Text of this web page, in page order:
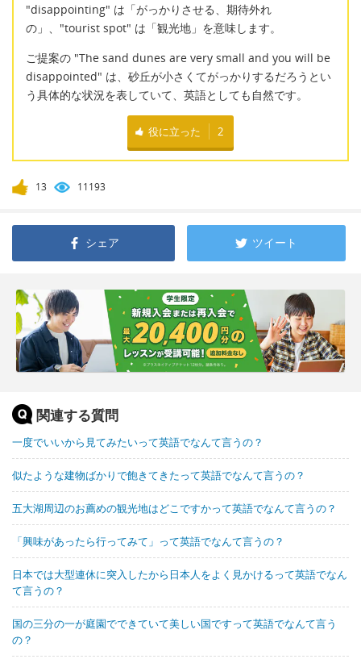
"disappointing" は「がっかりさせる、期待外れ
の」、"tourist spot" は「観光地」を意味します。
ご提案の "The sand dunes are very small and you will be
disappointed" は、砂丘が小さくてがっかりするだろうとい
う具体的な状況を表していて、英語としても自然です。
役に立った 2
13 11193
シェア ツイート
関連する質問
一度でいいから見てみたいって英語でなんて言うの？
似たような建物ばかりで飽きてきたって英語でなんて言うの？
五大湖周辺のお薦めの観光地はどこですかって英語でなんて言うの？
「興味があったら行ってみて」って英語でなんて言うの？
日本では大型連休に突入したから日本人をよく見かけるって英語でなん
て言うの？
国の三分の一が庭園でできていて美しい国ですって英語でなんて言う
の？